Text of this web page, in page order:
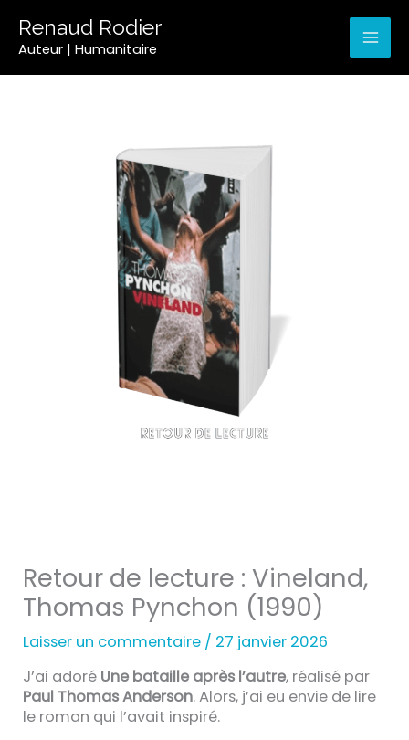
contenu
Renaud Rodier
Auteur | Humanitaire
Retour de lecture : Vineland,
Thomas Pynchon (1990)
Laisser un commentaire / 27 janvier 2026
J’ai adoré Une bataille après l’autre, réalisé par
Paul Thomas Anderson. Alors, j’ai eu envie de lire
le roman qui l’avait inspiré.